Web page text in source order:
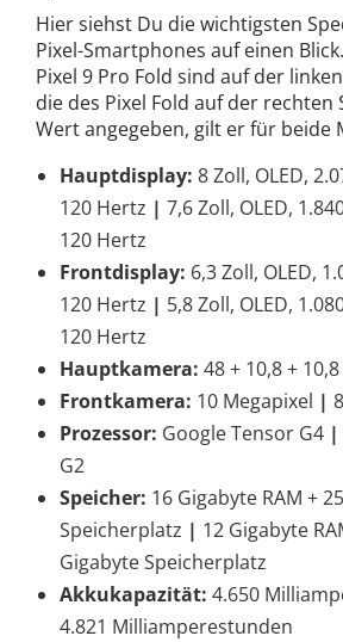
Hier siehst Du die wichtigsten
Pixel-Smartphones auf einen
Pixel 9 Pro Fold sind auf der
die des Pixel Fold auf der rechten
Wert angegeben, gilt er für beide
Hauptdisplay: 8 Zoll, OLED,
120 Hertz | 7,6 Zoll, OLED,
120 Hertz
Frontdisplay: 6,3 Zoll, OLED,
120 Hertz | 5,8 Zoll, OLED,
120 Hertz
Hauptkamera: 48 + 10,8 +
Frontkamera: 10 Megapixel |
Prozessor: Google Tensor G4 |
G2
Speicher: 16 Gigabyte RAM +
Speicherplatz | 12 Gigabyte
Gigabyte Speicherplatz
Akkukapazität: 4.650
4.821 Milliamperestunden